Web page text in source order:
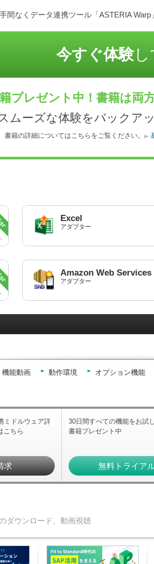
間なくデータ連携ツール「ASTERIA
今すぐ体験し
プレゼント中！書籍は両
ムーズな体験をバックア
書籍の詳細についてはこちらをご覧ください。
Excel
アダプター
AmazonWeb Services
アダプター
機能動画 動作環境 オプション機能
ミドルウェア詳
こちら
求
30日間すべての機能をお試
書籍プレゼント中
無料トライア
ダウンロード、動画視聴